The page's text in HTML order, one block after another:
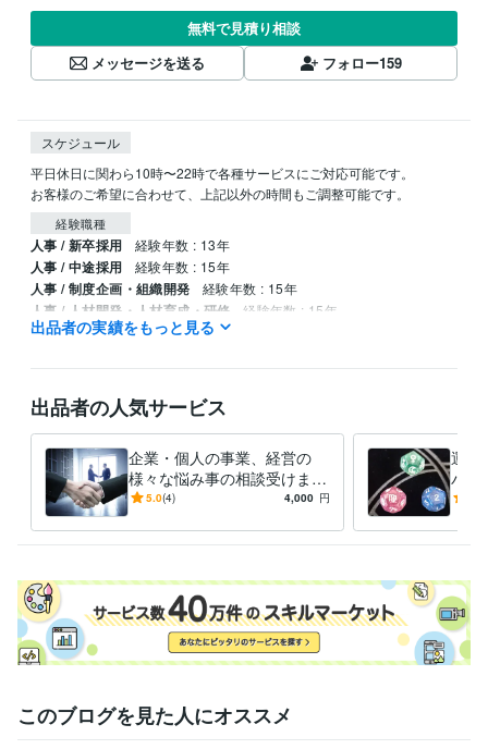
無料で見積り相談
メッセージを送る
フォロー159
スケジュール
平日休日に関わら10時〜22時で各種サービスにご対応可能です。
お客様のご希望に合わせて、上記以外の時間もご調整可能です。
経験職種
人事 / 新卒採用 経験年数 : 13年
人事 / 中途採用 経験年数 : 15年
人事 / 制度企画・組織開発 経験年数 : 15年
人事 / 人材開発・人材育成・研修 経験年数 : 15年
生産・品質管理 / 生産技術・製造技術
得意分野
学習指導・資格・キャリア相談
仕事・人生の悩み
占い タロット占い
仕事、恋愛、金運
学歴
名古屋工業大学 1981年3月 ~ 1985年2月
出品者の実績をもっと見る
出品者の人気サービス
企業・個人の事業、経営の
様々な悩み事の相談受けます
コンサルタントとしてあなた
受けます
5.0(4) 4,000 円
運気
バイ
るた
このブログを見た人にオススメ